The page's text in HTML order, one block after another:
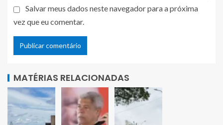
Salvar meus dados neste navegador para a próxima
vez que eu comentar.
MATÉRIAS RELACIONADAS